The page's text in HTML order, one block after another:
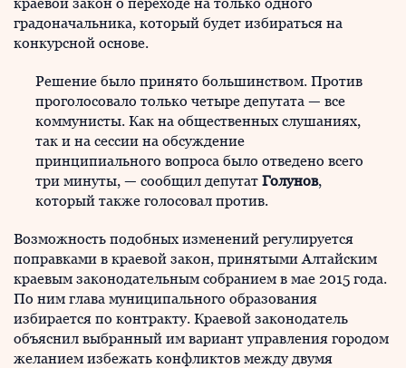
градоначальника, который будет избираться на
конкурсной основе.
Решение было принято большинством. Против
проголосовало только четыре депутата — все
коммунисты. Как на общественных слушаниях,
так и на сессии на обсуждение
принципиального вопроса было отведено всего
три минуты, — сообщил депутат Голунов,
который также голосовал против.
Возможность подобных изменений регулируется
поправками в краевой закон, принятыми Алтайским
краевым законодательным собранием в мае 2015 года.
По ним глава муниципального образования
избирается по контракту. Краевой законодатель
объяснил выбранный им вариант управления городом
желанием избежать конфликтов между двумя